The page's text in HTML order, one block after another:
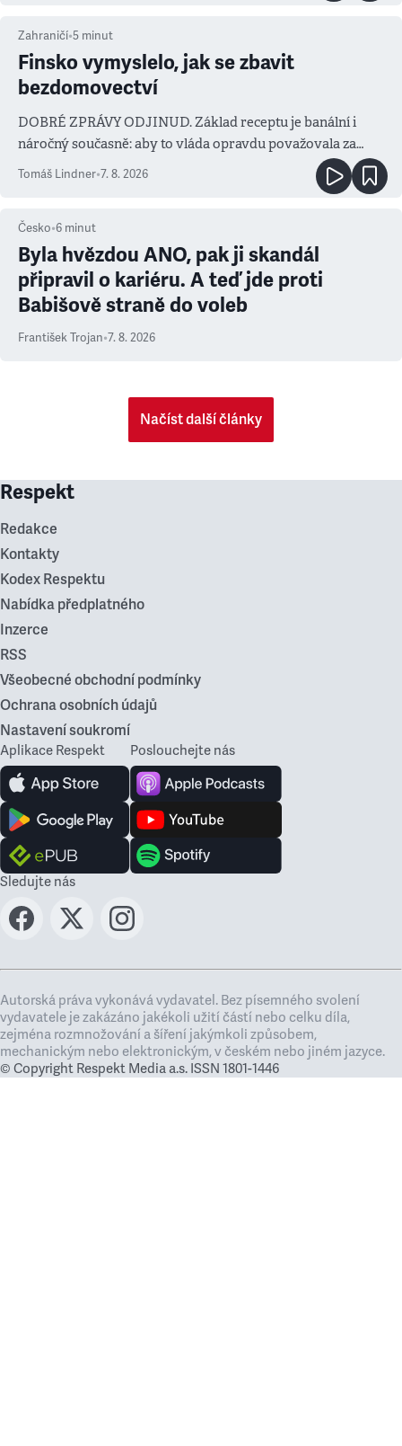
Zahraničí•5 minut
Finsko vymyslelo, jak se zbavit
bezdomovectví
DOBRÉ ZPRÁVY ODJINUD. Základ receptu je banální i
náročný současně: aby to vláda opravdu považovala za
prioritu
Tomáš Lindner•7. 8. 2026
Česko•6 minut
Byla hvězdou ANO, pak ji skandál
připravil o kariéru. A teď jde proti
Babišově straně do voleb
František Trojan•7. 8. 2026
Načíst další články
Respekt
Redakce
Kontakty
Kodex Respektu
Nabídka předplatného
Inzerce
RSS
Všeobecné obchodní podmínky
Ochrana osobních údajů
Nastavení soukromí
Aplikace Respekt Poslouchejte nás
Sledujte nás
Autorská práva vykonává vydavatel. Bez písemného svolení
vydavatele je zakázáno jakékoli užití částí nebo celku díla,
zejména rozmnožování a šíření jakýmkoli způsobem,
mechanickým nebo elektronickým, v českém nebo jiném jazyce.
© Copyright Respekt Media a.s. ISSN 1801-1446